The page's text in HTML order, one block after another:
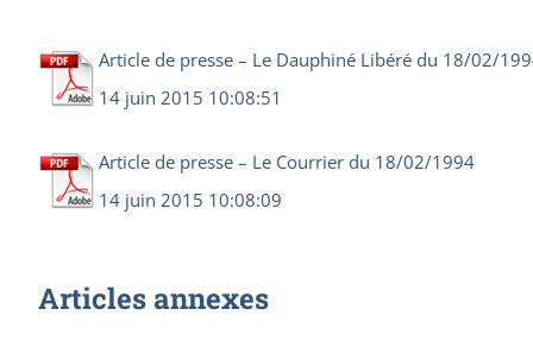
Article de presse – Le Dauphiné Libéré du 18/02/
14 juin 2015 10:08:51
Article de presse – Le Courrier du 18/02/1994
14 juin 2015 10:08:09
Articles annexes